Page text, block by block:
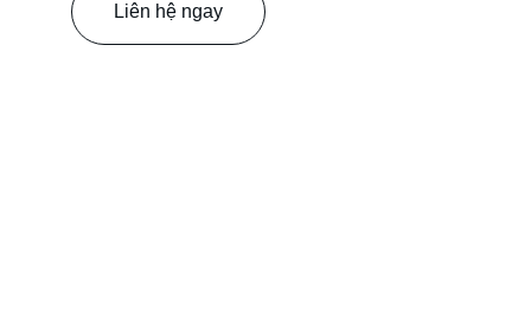
Liên hệ ngay